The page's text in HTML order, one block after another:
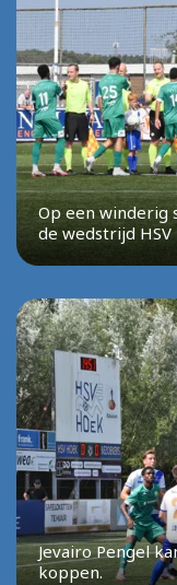
Op een winderig
de wedstrijd
Jevairo Pengel
koppen.